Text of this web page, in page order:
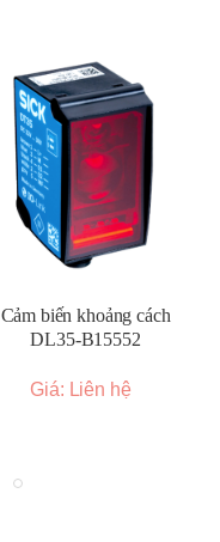
Cảm biến khoảng cách
DL35-B15552
Giá: Liên hệ